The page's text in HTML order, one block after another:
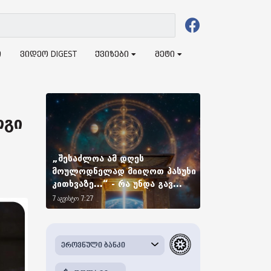
ვიდეო DIGEST ქვიზები მეტი
„შესაძლოა ამ დღეს
მოულოდნელად მიიღოთ პასუხი
კითხვაზე...“ - რა უნდა გავ...
7 აგვისტო 7:27